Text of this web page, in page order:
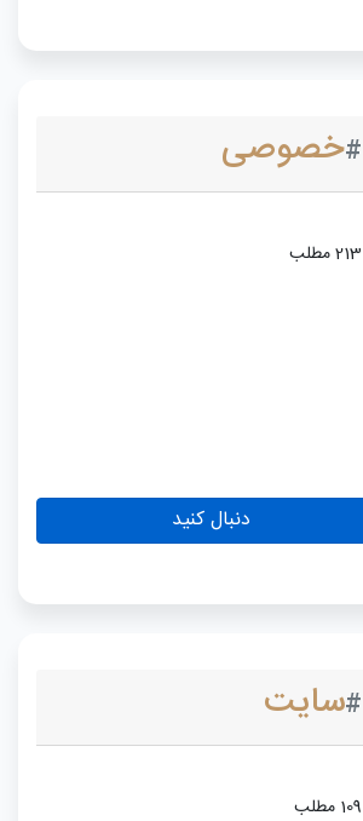
#خصوصی
213 مطلب
دنبال کنید
#سایت
109 مطلب